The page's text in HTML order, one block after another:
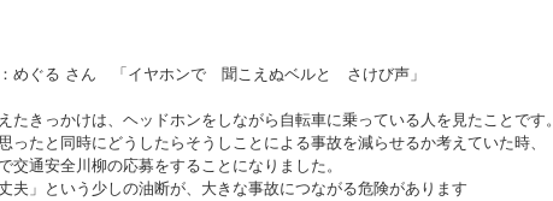
めぐる さん 「イヤホンで 聞こえぬベルと さけび声」
たきっかけは、ヘッドホンをしながら自転車に乗っている人を見たことです。
ったと同時にどうしたらそうしことによる事故を減らせるか考えていた時、
交通安全川柳の応募をすることになりました。
丈夫」という少しの油断が、大きな事故につながる危険があります